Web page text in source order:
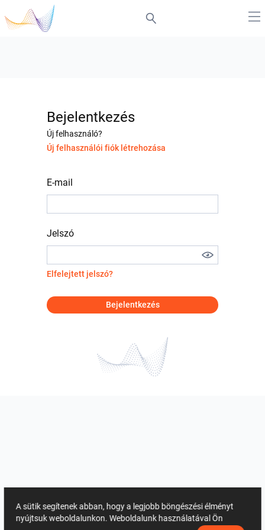
Bejelentkezés
Új felhasználó?
Új felhasználói fiók létrehozása
E-mail
Jelszó
Elfelejtett jelszó?
Bejelentkezés
A sütik segítenek abban, hogy a legjobb böngészési élményt
nyújtsuk weboldalunkon. Weboldalunk használatával Ön